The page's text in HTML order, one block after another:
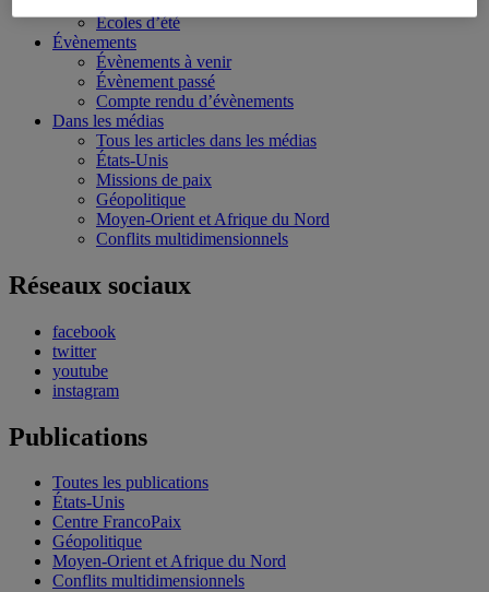
Écoles d’été
Évènements
Évènements à venir
Évènement passé
Compte rendu d’évènements
Dans les médias
Tous les articles dans les médias
États-Unis
Missions de paix
Géopolitique
Moyen-Orient et Afrique du Nord
Conflits multidimensionnels
Réseaux sociaux
facebook
twitter
youtube
instagram
Publications
Toutes les publications
États-Unis
Centre FrancoPaix
Géopolitique
Moyen-Orient et Afrique du Nord
Conflits multidimensionnels